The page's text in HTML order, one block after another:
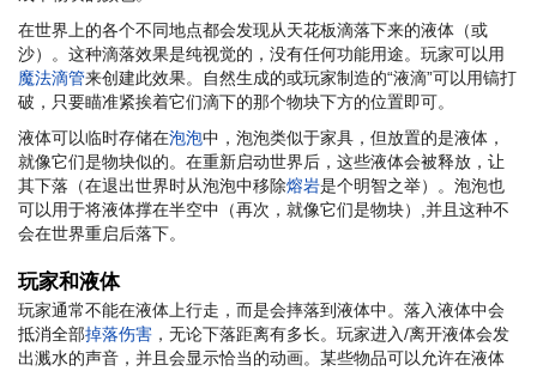
在世界上的各个不同地点都会发现从天花板滴落下来的液体（或
沙）。这种滴落效果是纯视觉的，没有任何功能用途。玩家可以用
魔法滴管来创建此效果。自然生成的或玩家制造的“液滴”可以用镐打
破，只要瞄准紧挨着它们滴下的那个物块下方的位置即可。
液体可以临时存储在泡泡中，泡泡类似于家具，但放置的是液体，
就像它们是物块似的。在重新启动世界后，这些液体会被释放，让
其下落（在退出世界时从泡泡中移除熔岩是个明智之举）。泡泡也
可以用于将液体撑在半空中（再次，就像它们是物块）,并且这种不
会在世界重启后落下。
玩家和液体
玩家通常不能在液体上行走，而是会摔落到液体中。落入液体中会
抵消全部掉落伤害 ，无论下落距离有多长。玩家进入/离开液体会发
出溅水的声音，并且会显示恰当的动画。某些物品可以允许在液体